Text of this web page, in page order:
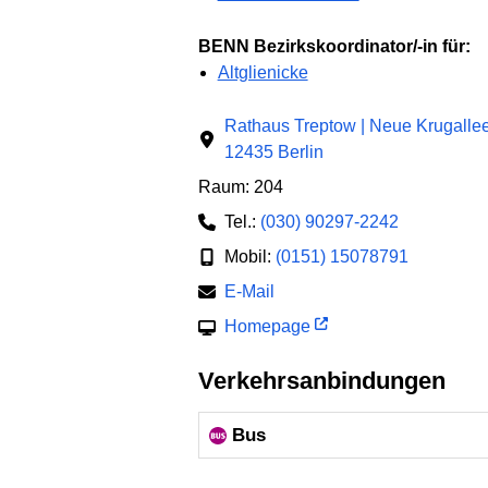
BENN Bezirkskoordinator/-in für:
Altglienicke
Rathaus Treptow | Neue
12435 Berlin
Raum: 204
Tel.: (030) 90297-2242
Mobil: (0151) 15078791
E-Mail
Homepage
Verkehrsanbindungen
Bus